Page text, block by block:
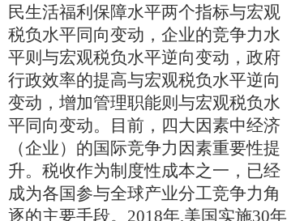
民生活福利保障水平两个指标与宏观
税负水平同向变动，企业的竞争力水
平则与宏观税负水平逆向变动，政府
行政效率的提高与宏观税负水平逆向
变动，增加管理职能则与宏观税负水
平同向变动。目前，四大因素中经济
（企业）的国际竞争力因素重要性提
升。税收作为制度性成本之一，已经
成为各国参与全球产业分工竞争力角
逐的主要手段。 2018年,美国实施30年